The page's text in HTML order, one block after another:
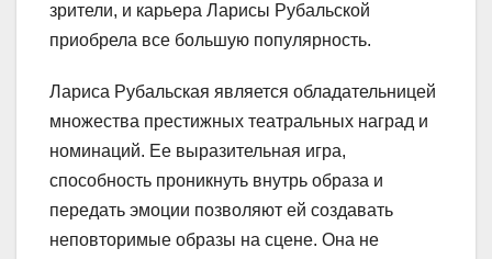
зрители, и карьера Ларисы Рубальской
приобрела все большую популярность.
Лариса Рубальская является обладательницей
множества престижных театральных наград и
номинаций. Ее выразительная игра,
способность проникнуть внутрь образа и
передать эмоции позволяют ей создавать
неповторимые образы на сцене. Она не